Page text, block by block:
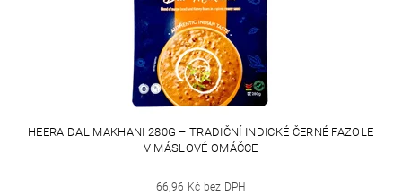
HEERA DAL MAKHANI 280G – TRADIČNÍ INDICKÉ ČERNÉ FAZOLE
V MÁSLOVÉ OMÁČCE
66,96 Kč bez DPH